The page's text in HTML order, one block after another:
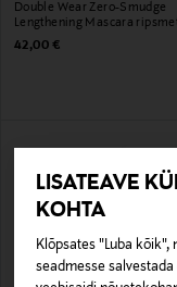
LISATEAVE
KOHTA
Klõpsates "Luba kõik",
seadmesse
Double Wear Zero-Smudge
Lengthening Mascara
Original Price
42,00 €